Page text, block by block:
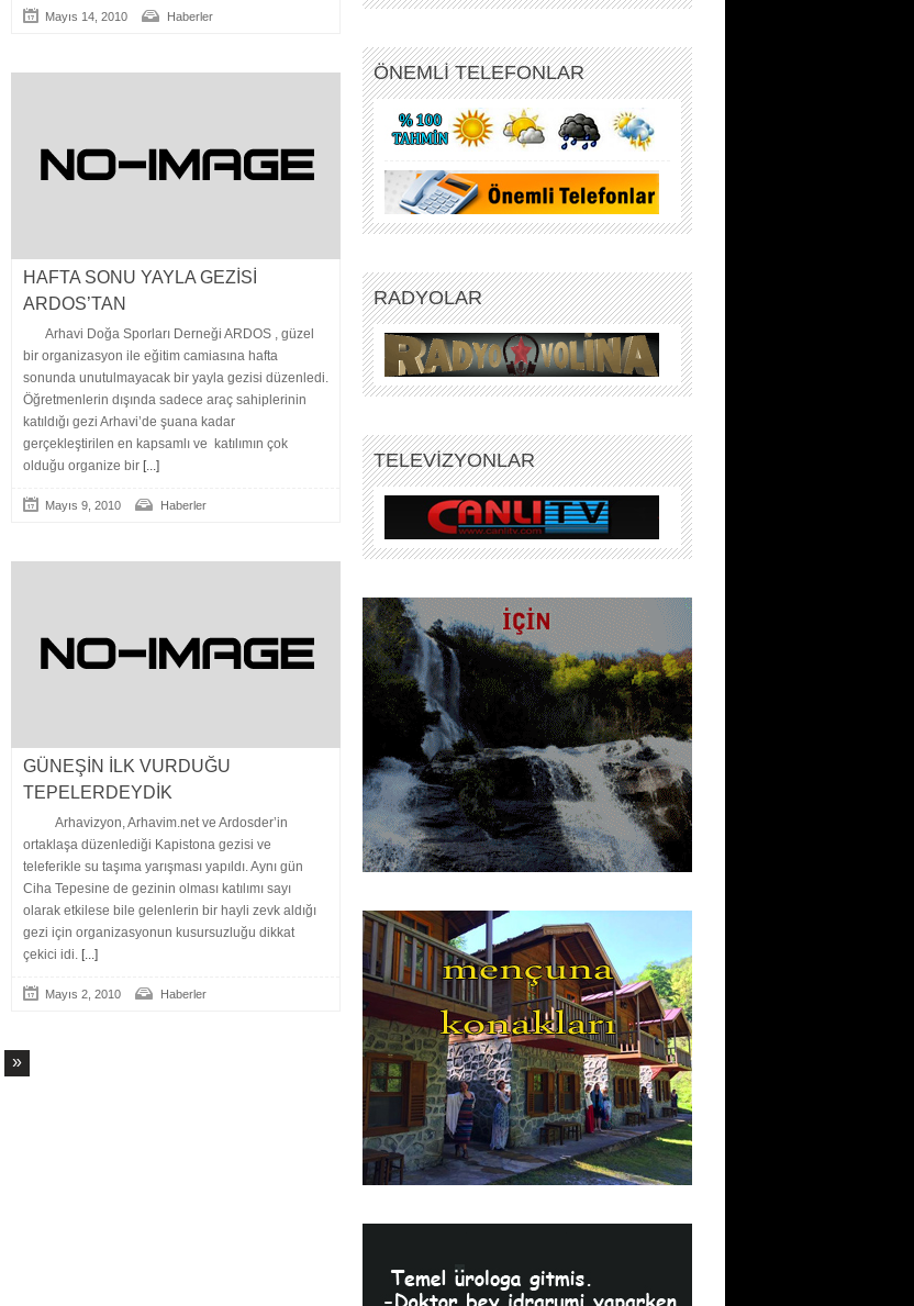
Mayıs 14, 2010 Haberler
HAFTA SONU YAYLA GEZİSİ
ARDOS’TAN
Arhavi Doğa Sporları Derneği ARDOS , güzel
bir organizasyon ile eğitim camiasına hafta
sonunda unutulmayacak bir yayla gezisi düzenledi.
Öğretmenlerin dışında sadece araç sahiplerinin
katıldığı gezi Arhavi’de şuana kadar
gerçekleştirilen en kapsamlı ve katılımın çok
olduğu organize bir [...]
Mayıs 9, 2010 Haberler
GÜNEŞİN İLK VURDUĞU
TEPELERDEYDİK
Arhavizyon, Arhavim.net ve Ardosder’in
ortaklaşa düzenlediği Kapistona gezisi ve
teleferikle su taşıma yarışması yapıldı. Aynı gün
Ciha Tepesine de gezinin olması katılımı sayı
olarak etkilese bile gelenlerin bir hayli zevk aldığı
gezi için organizasyonun kusursuzluğu dikkat
çekici idi. [...]
Mayıs 2, 2010 Haberler
»
ÖNEMLİ TELEFONLAR
RADYOLAR
TELEVİZYONLAR